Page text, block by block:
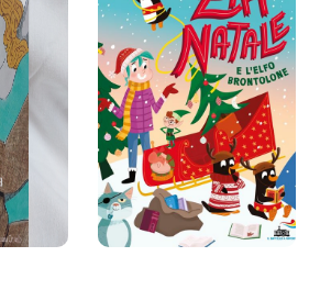
Daniele Ficarra
Prezzo:24,9 €